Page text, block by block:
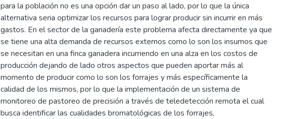
para la población no es una opción dar un paso al lado, por lo que la única
alternativa seria optimizar los recursos para lograr producir sin incurrir en más
gastos. En el sector de la ganadería este problema afecta directamente ya que
se tiene una alta demanda de recursos externos como lo son los insumos que
se necesitan en una finca ganadera incurriendo en una alza en los costos de
producción dejando de lado otros aspectos que pueden aportar más al
momento de producir como lo son los forrajes y más específicamente la
calidad de los mismos, por lo que la implementación de un sistema de
monitoreo de pastoreo de precisión a través de teledetección remota el cual
busca identificar las cualidades bromatológicas de los forrajes,